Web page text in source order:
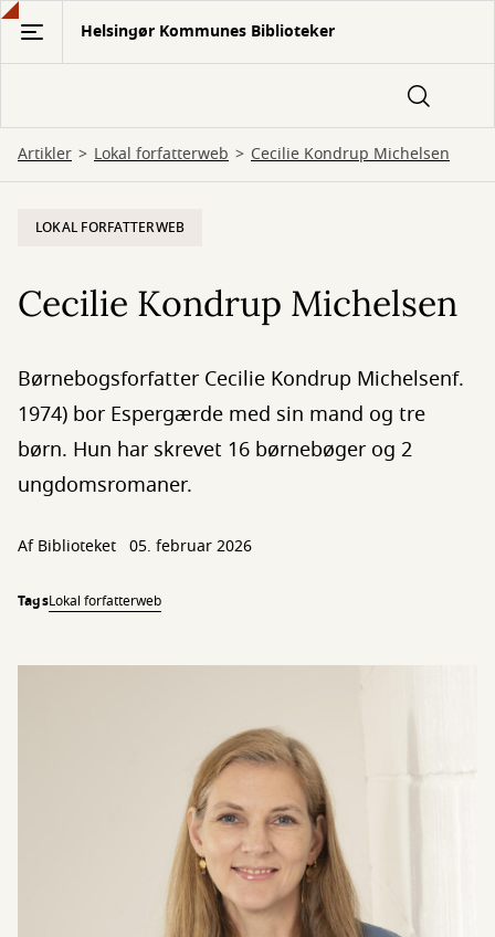
Gå
hovedindhold
Helsingør Kommunes Biblioteker
Artikler Lokal forfatterweb Cecilie Kondrup Michelsen
LOKAL FORFATTERWEB
Cecilie Kondrup Michelsen
Børnebogsforfatter Cecilie Kondrup Michelsenf.
1974) bor Espergærde med sin mand og tre
børn. Hun har skrevet 16 børnebøger og 2
ungdomsromaner.
Af Biblioteket 05. februar 2026
TagsLokal forfatterweb